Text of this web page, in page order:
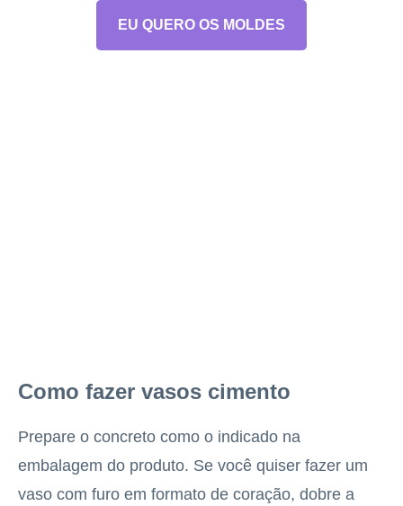
EU QUERO OS MOLDES
Como fazer vasos cimento
Prepare o concreto como o indicado na
embalagem do produto. Se você quiser fazer um
vaso com furo em formato de coração, dobre a